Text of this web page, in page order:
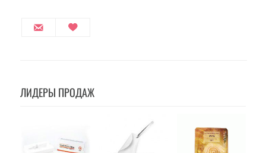
ЛИДЕРЫ ПРОДАЖ